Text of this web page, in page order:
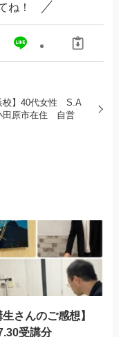
ね！
校】40代女性 S.A
原市在住 自営
生さんのご感想】
受講分